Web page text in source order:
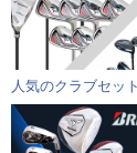
人気のクラブセッ